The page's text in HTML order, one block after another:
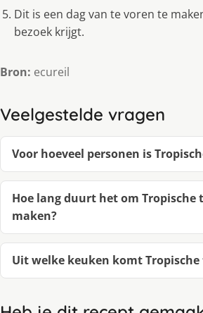
Dit is een dag van te voren te
bezoek krijgt.
Bron: ecureil
Veelgestelde vragen
Voor hoeveel personen is
Hoe lang duurt het om Tropische
maken?
Uit welke keuken komt